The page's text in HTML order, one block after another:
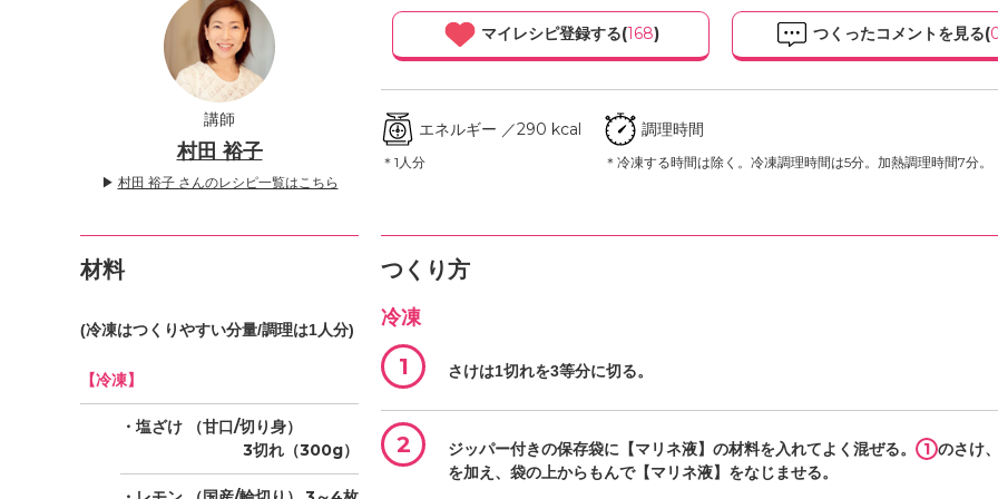
講師
村田 裕子
▶ 村田 裕子 さんのレシピ一覧はこちら
マイレシピ登録する(168) つくったコメントを見る(
エネルギー ／290 kcal
＊1人分
調理時間
＊冷凍する時間は除く。冷凍調理時間は5分。加熱調理時間7分。
材料
(冷凍はつくりやすい分量/調理は1人分)
【冷凍】
・塩ざけ （甘口/切り身）
3切れ（300g）
つくり方
冷凍
1 さけは1切れを3等分に切る。
2 ジッパー付きの保存袋に【マリネ液】の材料を入れてよく混ぜる。 1 のさけ
を加え、袋の上からもんで【マリネ液】をなじませる。